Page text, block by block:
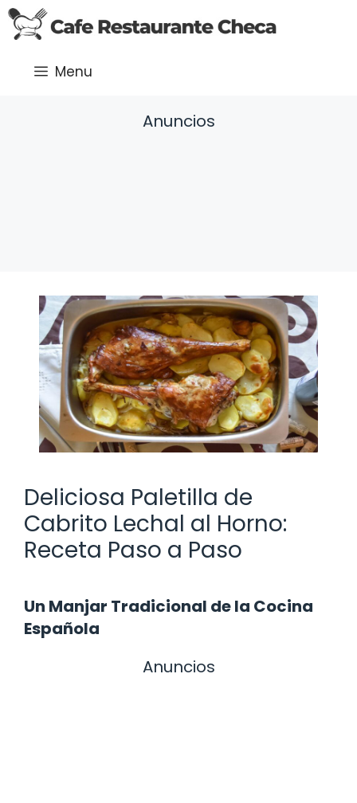
Saltar
al
Menu
Anuncios
Deliciosa Paletilla de
Cabrito Lechal al Horno:
Receta Paso a Paso
Un Manjar Tradicional de la Cocina
Española
Anuncios